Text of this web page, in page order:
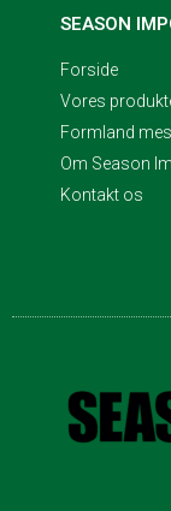
SEASON
Forside
Vores
Formland
Om Season
Kontakt os